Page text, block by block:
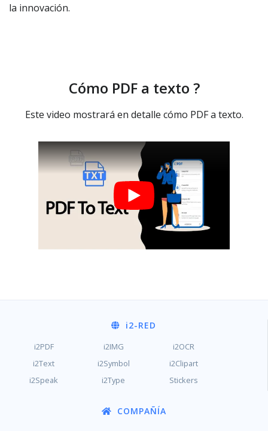
la innovación.
Cómo PDF a texto ?
Este video mostrará en detalle cómo PDF a texto.
i2-RED
i2PDF i2IMG
i2OCR
i2Text
i2Symbol
i2Clipart
i2Speak
i2Type Stickers
COMPAÑÍA